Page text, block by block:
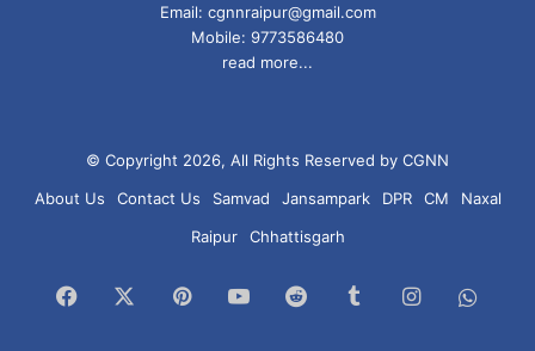
Email: cgnnraipur@gmail.com
Mobile: 9773586480
read more...
© Copyright 2026, All Rights Reserved by CGNN
About Us
Contact Us Samvad Jansampark DPR CM
Naxal
Raipur
Chhattisgarh
Facebook PinterestYouTubeReddit TumblrInstagram